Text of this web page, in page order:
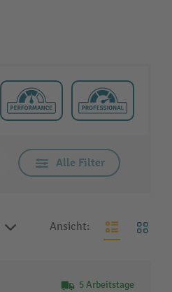
Alle Filter
Ansicht:
5 Arbeitstage